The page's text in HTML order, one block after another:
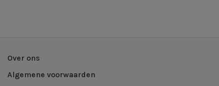
Over ons
Algemene voorwaarden